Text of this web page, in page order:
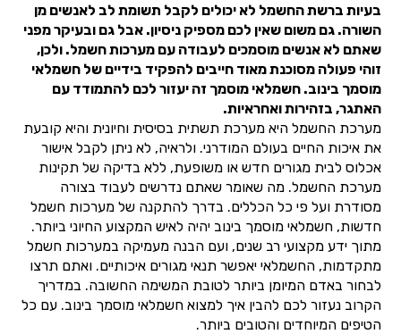
בעיות ברשת החשמל לא יכולים לקבל תשומת לב לאנשים מן
השורה. גם משום שאין לכם מספיק ניסיון. אבל גם ובעיקר מפני
שאתם לא אנשים מוסמכים לעבודה עם מערכות חשמל. ולכן,
זוהי פעולה מסוכנת מאוד חייבים להפקיד בידיים של חשמלאי
מוסמך בינוב. חשמלאי מוסמך זה יעזור לכם להתמודד עם
האתגר, בזהירות ואחראיות.
מערכת החשמל היא מערכת תשתית בסיסית וחיונית והיא קובעת
את איכות החיים בעולם המודרני. ולראיה, לא ניתן לקבל אישור
אכלוס לבית מגורים חדש או משופעת, ללא בדיקה של תקינות
מערכת החשמל. מה שאומר שאתם נדרשים לעבוד בצורה
מסודרת ועל פי כל הכללים. בדרך להתקנה של מערכות חשמל
חדשות, חשמלאי מוסמך בינוב יהיה לאיש המקצוע החיוני ביותר.
מתוך ידע מקצועי רב שנים, ועם הבנה מעמיקה במערכות חשמל
מתקדמות, החשמלאי יאפשר תנאי מגורים איכותיים. ואתם תרצו
לבחור באדם המיומן ביותר לטובת המשימה החשובה. במדריך
הקרוב נעזור לכם להבין איך למצוא חשמלאי מוסמך בינוב. עם כל
הטיפים המיוחדים והטובים ביותר.